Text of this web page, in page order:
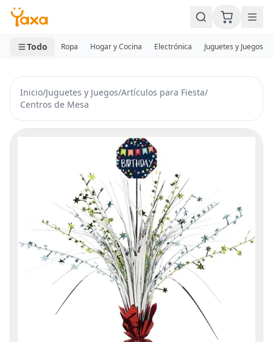
MINI CARRITO
0 productos
Todo Ropa Hogar y Cocina Electrónica Juguetes y Juegos
Inicio/Juguetes y Juegos/Artículos para Fiesta/
Centros de Mesa